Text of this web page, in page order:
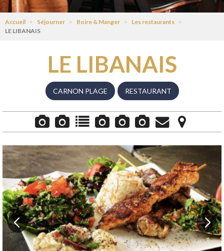
Accueil > Séjourner > Boire & Manger > Les restaurants >
LE LIBANAIS
LE LIBANAIS
CARNON PLAGE RESTAURANT